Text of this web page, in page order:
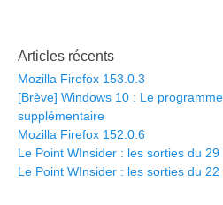
Articles récents
Mozilla Firefox 153.0.3
[Brève] Windows 10 : Le
supplémentaire
Mozilla Firefox 152.0.6
Le Point WInsider : les sorties du 29
Le Point WInsider : les sorties du 22